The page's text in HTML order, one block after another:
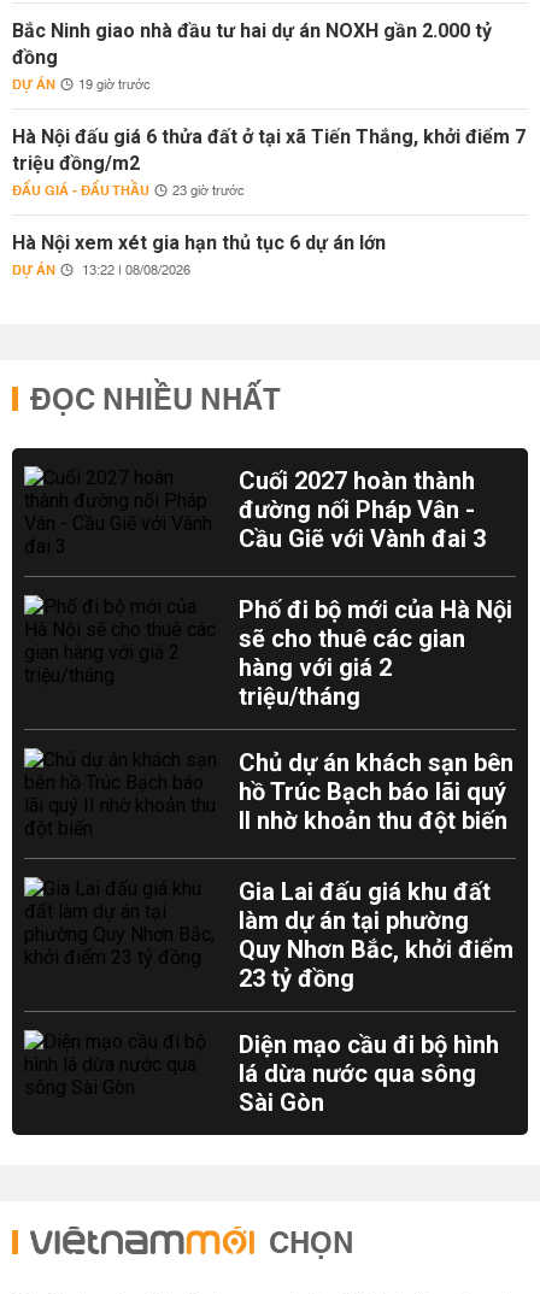
Bắc Ninh giao nhà đầu tư hai dự án NOXH gần 2.000 tỷ
đồng
DỰ ÁN 19 giờ trước
Hà Nội đấu giá 6 thửa đất ở tại xã Tiến Thắng, khởi điểm 7
triệu đồng/m2
ĐẤU GIÁ - ĐẤU THẦU 23 giờ trước
Hà Nội xem xét gia hạn thủ tục 6 dự án lớn
DỰ ÁN 13:22 | 08/08/2026
ĐỌC NHIỀU NHẤT
Cuối 2027 hoàn thành
đường nối Pháp Vân -
Cầu Giẽ với Vành đai 3
Phố đi bộ mới của Hà Nội
sẽ cho thuê các gian
hàng với giá 2
triệu/tháng
Chủ dự án khách sạn bên
hồ Trúc Bạch báo lãi quý
II nhờ khoản thu đột biến
Gia Lai đấu giá khu đất
làm dự án tại phường
Quy Nhơn Bắc, khởi điểm
23 tỷ đồng
Diện mạo cầu đi bộ hình
lá dừa nước qua sông
Sài Gòn
CHỌN